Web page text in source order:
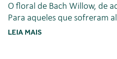
O floral de Bach Willow, de
Para aqueles que sofreram
LEIA MAIS